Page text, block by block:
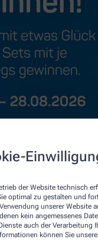
der Website technisch
optimal zu gestalten und
unserer Website
kein angemessenes
auch der Verarbeitung
können Sie